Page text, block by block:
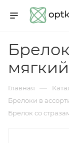
Главная —
Брелоки в
Брелок со